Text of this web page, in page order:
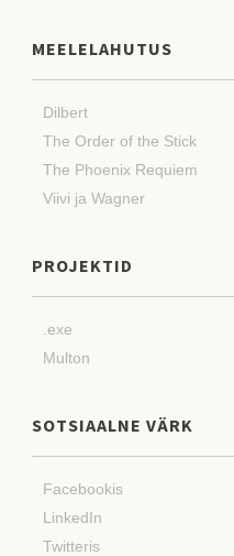
MEELELAHUTUS
Dilbert
The Order of the Stick
The Phoenix Requiem
Viivi ja Wagner
PROJEKTID
.exe
Multon
SOTSIAALNE VÄRK
Facebookis
LinkedIn
Twitteris